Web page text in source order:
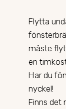
Flytta
måste
en
Har du
nyckel!
Finns det